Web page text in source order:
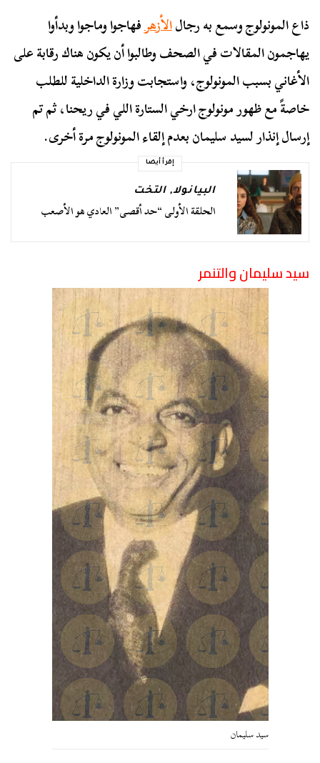
ذاع المونولوج وسمع به رجالالأزهرفهاجوا وماجوا وبدأوا
يهاجمون المقالات في الصحف وطالبوا أن يكون هناك رقابة على
الأغاني بسبب المونولوج، واستجابت وزارة الداخلية للطلب
خاصةً مع ظهور مونولوج ارخي الستارة اللي في ريحنا، ثم تم
إرسال إنذار لسيد سليمان بعدم إلقاء المونولوج مرة أخرى.
إقرأ أيضا
البيانولا,التخت
الحلقة الأولى “حد أقصى” العادي هو الأصعب
سيد سليمان والتنمر
سيد سليمان